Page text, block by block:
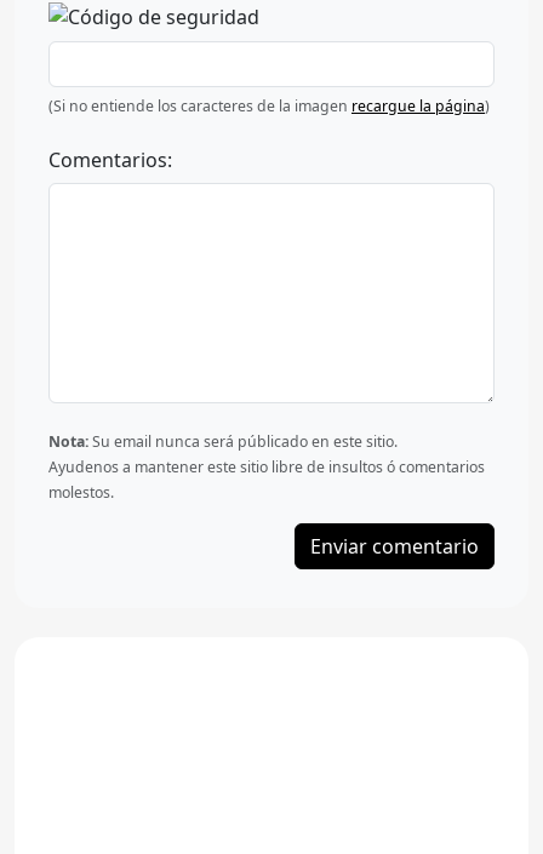
(Si no entiende los caracteres de la imagen recargue la página)
Comentarios:
Nota:Su email nunca será públicado en este sitio.
Ayudenos a mantener este sitio libre de insultos ó comentarios
molestos.